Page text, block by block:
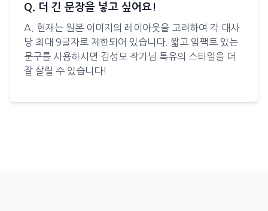
Q. 더 긴 문장을 넣고 싶어요!
A. 현재는 원본 이미지의 레이아웃을 고려하여 각 대사
당 최대 9글자로 제한되어 있습니다. 짧고 임팩트 있는
문구를 사용하시면 김성모 작가님 특유의 스타일을 더
잘 살릴 수 있습니다!